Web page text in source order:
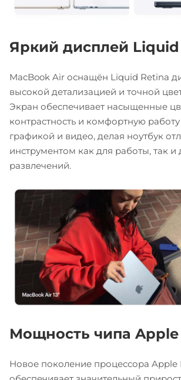
Яркий дисплей
MacBook Air оснащён Liquid Retina
высокой детализацией и точной
Экран обеспечивает насыщенные
контрастность и комфортную работу
графикой и видео, делая ноутбук
инструментом как для работы, так и
развлечений.
Мощность чипа Apple
Новое поколение процессора Apple